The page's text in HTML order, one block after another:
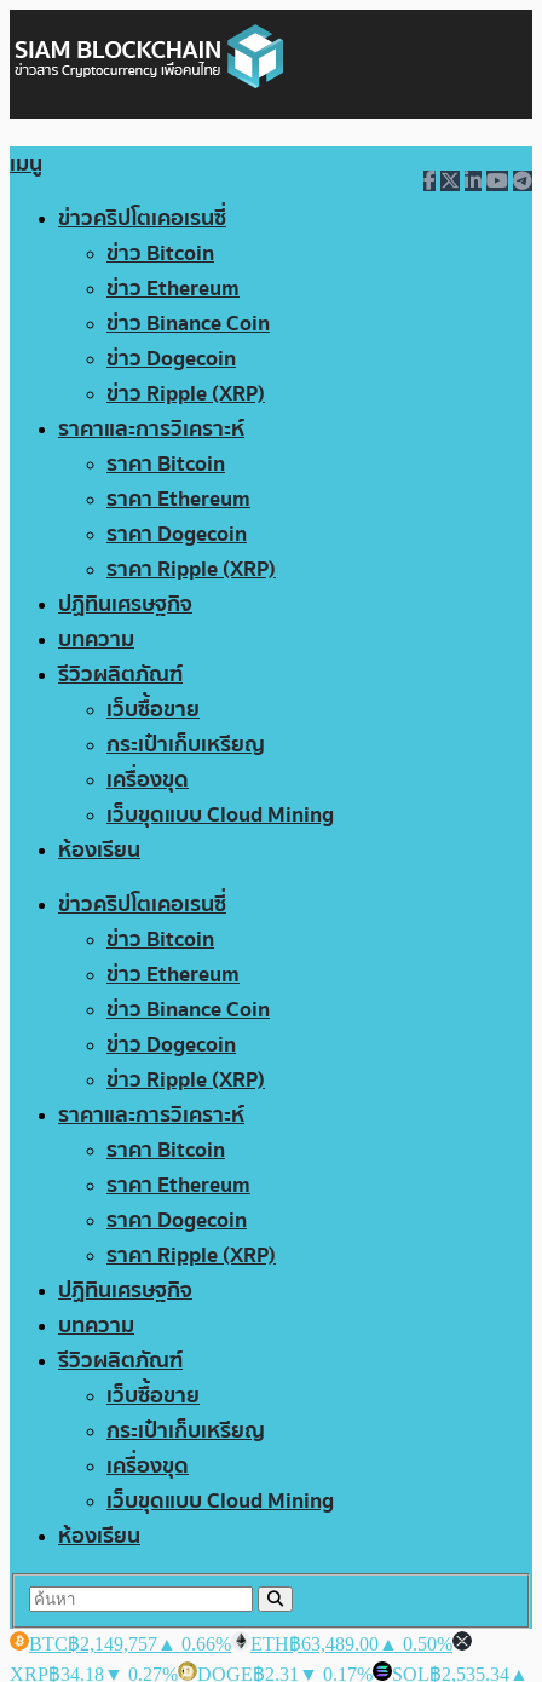
เมนู
ข่าวคริปโตเคอเรนซี่
ข่าว Bitcoin
ข่าว Ethereum
ข่าว Binance Coin
ข่าว Dogecoin
ข่าว Ripple (XRP)
ราคาและการวิเคราะห์
ราคา Bitcoin
ราคา Ethereum
ราคา Dogecoin
ราคา Ripple (XRP)
ปฏิทินเศรษฐกิจ
บทความ
รีวิวผลิตภัณฑ์
เว็บซื้อขาย
กระเป๋าเก็บเหรียญ
เครื่องขุด
เว็บขุดแบบ Cloud Mining
ห้องเรียน
ข่าวคริปโตเคอเรนซี่
ข่าว Bitcoin
ข่าว Ethereum
ข่าว Binance Coin
ข่าว Dogecoin
ข่าว Ripple (XRP)
ราคาและการวิเคราะห์
ราคา Bitcoin
ราคา Ethereum
ราคา Dogecoin
ราคา Ripple (XRP)
ปฏิทินเศรษฐกิจ
บทความ
รีวิวผลิตภัณฑ์
เว็บซื้อขาย
กระเป๋าเก็บเหรียญ
เครื่องขุด
เว็บขุดแบบ Cloud Mining
ห้องเรียน
BTC฿2,149,757 ▲ 0.66% ETH฿63,489.00 ▲ 0.50%
XRP฿34.18▼ 0.27% DOGE฿2.31 ▼ 0.17% SOL฿2,535.34 ▲